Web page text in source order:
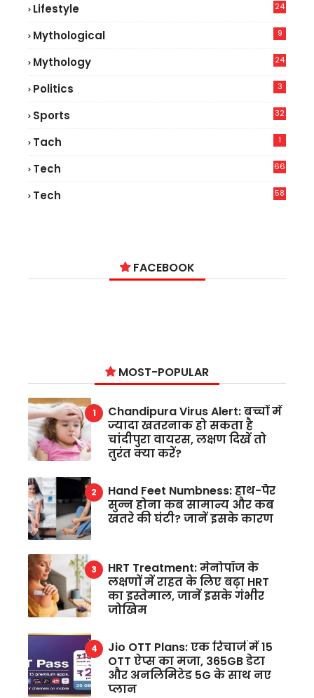
Lifestyle
24
Mythological 9
Mythology 24
Politics 3
Sports 32
Tach 1
Tech
66
Tech
58
FACEBOOK
MOST-POPULAR
Chandipura Virus Alert: बच्चों में
ज्यादा खतरनाक हो सकता है
चांदीपुरा वायरस, लक्षण दिखें तो
तुरंत क्या करें?
Hand Feet Numbness: हाथ-पैर
सुन्न होना कब सामान्य और कब
खतरे की घंटी? जानें इसके कारण
HRT Treatment: मेनोपॉज के
लक्षणों में राहत के लिए बढ़ा HRT
का इस्तेमाल, जानें इसके गंभीर
जोखिम
Jio OTT Plans: एक रिचार्ज में 15
OTT ऐप्स का मजा, 365GB डेटा
और अनलिमिटेड 5G के साथ नए
प्लान